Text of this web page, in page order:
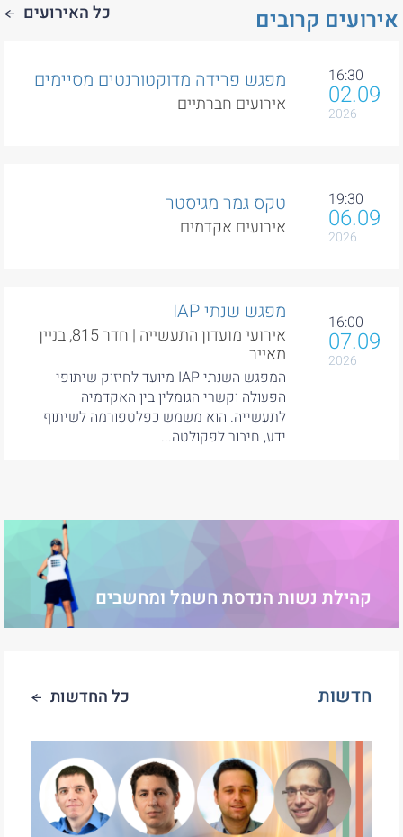
קהילת נשות הנדסת חשמל ומחשבים
חדשות כל החדשות
קרובים כל האירועים
16:30
02.09
2026
מפגש פרידה מדוקטורנטים מסיימים
אירועים חברתיים
19:30
06.09
2026
טקס גמר מגיסטר
אירועים אקדמים
16:00
07.09
2026
מפגש שנתי IAP
אירועי מועדון התעשייה | חדר 815, בניין
מאייר
המפגש השנתי IAP מיועד לחיזוק שיתופי
הפעולה וקשרי הגומלין בין האקדמיה
לתעשייה. הוא משמש כפלטפורמה לשיתוף
ידע, חיבור לפקולטה...